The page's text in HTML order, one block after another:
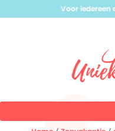
Voor iedereen